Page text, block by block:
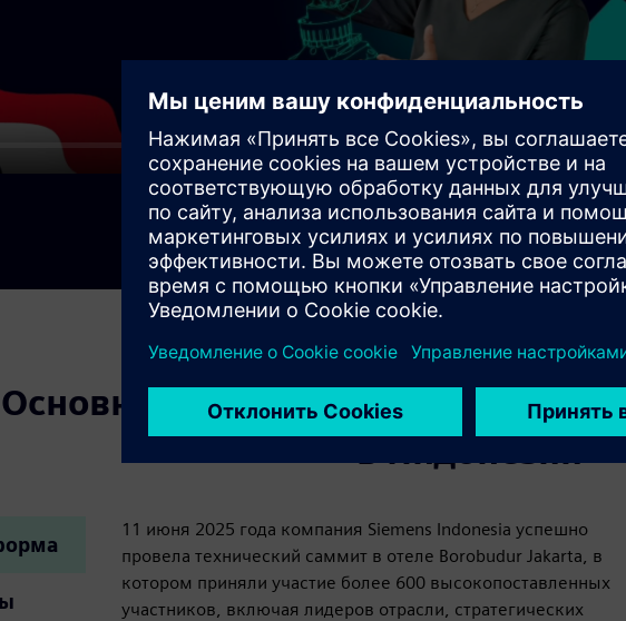
02:01
Mute
Основные моменты
в Индонезии
11 июня 2025 года компания Siemens Indonesia успешно
провела технический саммит в отеле Borobudur Jakarta, в
котором приняли участие более 600 высокопоставленных
участников, включая лидеров отрасли, стратегических